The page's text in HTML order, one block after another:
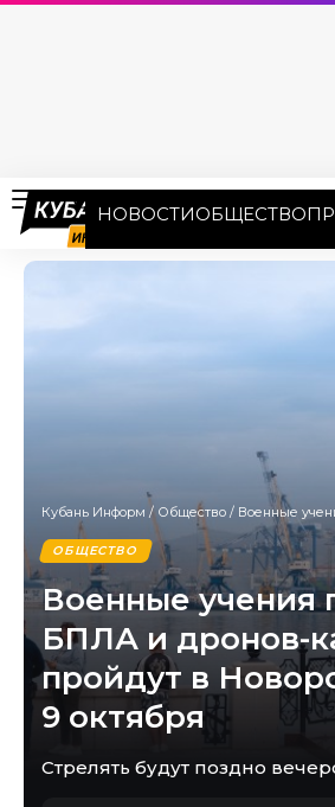
НОВОСТИОБЩЕСТВО
Кубань Информ / Общество / Военные учения против БПЛА и
ОБЩЕСТВО
Военные учения
БПЛА и дронов-
пройдут в
9 октября
Стрелять будут поздно